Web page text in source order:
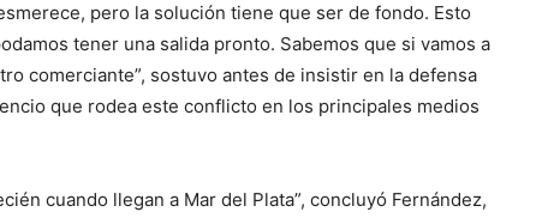
pero la solución tiene que ser de fondo. Esto
tener una salida pronto. Sabemos que si vamos a
comerciante”, sostuvo antes de insistir en la defensa
que rodea este conflicto en los principales medios
cuando llegan a Mar del Plata”, concluyó Fernández,